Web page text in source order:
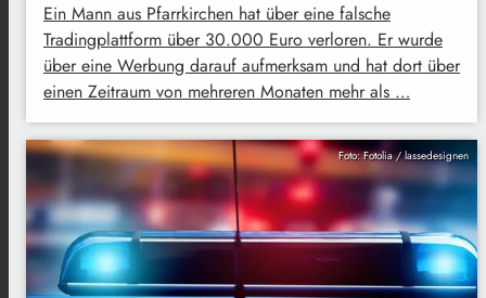
Ein Mann aus Pfarrkirchen hat über eine falsche
Tradingplattform über 30.000 Euro verloren. Er wurde
über eine Werbung darauf aufmerksam und hat dort über
einen Zeitraum von mehreren Monaten mehr als …
Foto: Fotolia / lassedesignen